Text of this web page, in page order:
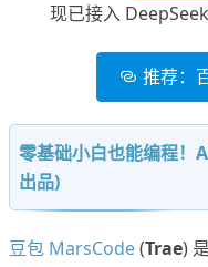
现已接入
推荐：
零基础小白也能编程！
出品)
豆包 MarsCode(Trae)